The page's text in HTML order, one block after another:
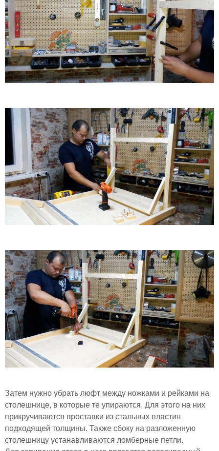
Затем нужно убрать люфт между ножками и рейками на
столешнице, в которые те упираются. Для этого на них
прикручиваются проставки из стальных пластин
подходящей толщины. Также сбоку на разложенную
столешницу устанавливаются ломберные петли.